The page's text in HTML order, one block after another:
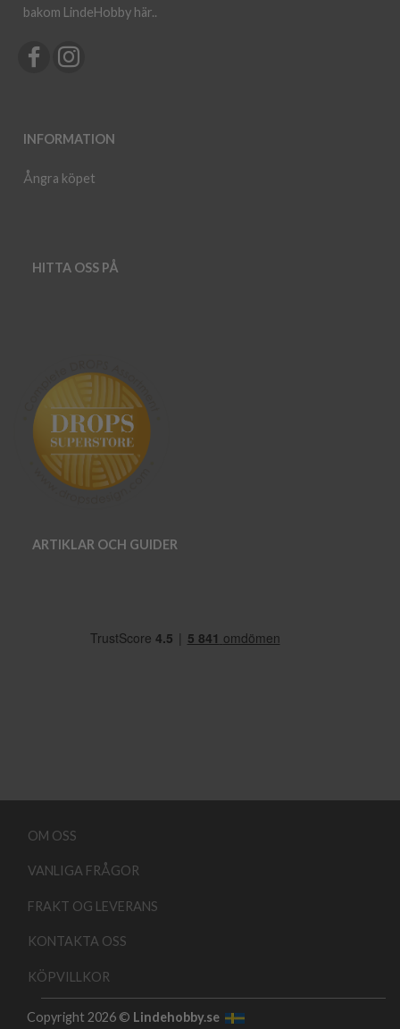
bakom LindeHobby här..
INFORMATION
Ångra köpet
HITTA OSS PÅ
ARTIKLAR OCH GUIDER
OM OSS
VANLIGA FRÅGOR
FRAKT OG LEVERANS
KONTAKTA OSS
KÖPVILLKOR
Copyright 2026 © Lindehobby.se